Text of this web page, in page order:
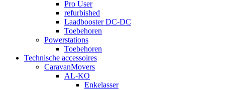
Pro User
refurbished
Laadbooster DC-DC
Toebehoren
Powerstations
Toebehoren
Technische accessoires
CaravanMovers
AL-KO
Enkelasser